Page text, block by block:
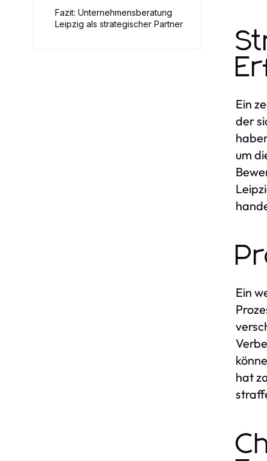
Fazit: Unternehmensberatung
Leipzig als strategischer Partner
Ein
der
um
Ein
hat